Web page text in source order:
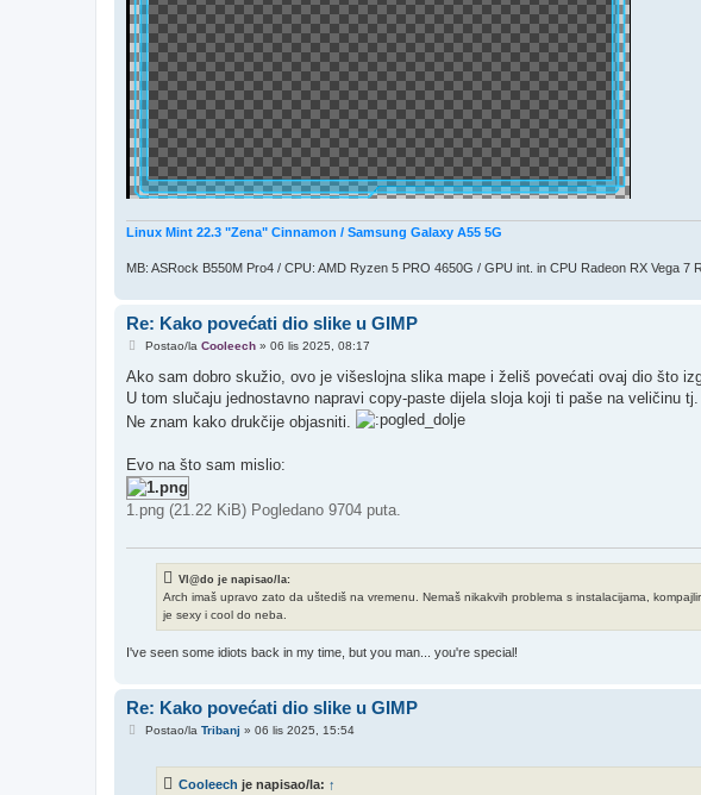
Linux Mint 22.3 "Zena" Cinnamon / Samsung Galaxy A55 5G
MB: ASRock B550M Pro4 / CPU: AMD Ryzen 5 PRO 4650G / GPU int. in CPU Radeon RX Vega
Re: Kako povećati dio slike u GIMP
P
s
Postao/la Cooleech» 06 lis 2025, 08:17
Ako sam dobro skužio, ovo je višeslojna slika mape i želiš povećati ovaj dio što
U tom slučaju jednostavno napravi copy-paste dijela sloja koji ti paše na veličinu
Ne znam kako drukčije objasniti.
Evo na što sam mislio:
1.png (21.22 KiB) Pogledano 9704 puta.
Vl@do je napisao/la:
Arch imaš upravo zato da uštediš na vremenu. Nemaš nikakvih problema s instalacijama,
je sexy i cool do neba.
I've seen some idiots back in my time, but you man... you're special!
Re: Kako povećati dio slike u GIMP
PPostao/la Tribanj » 06 lis 2025, 15:54
Cooleech je napisao/la: ↑